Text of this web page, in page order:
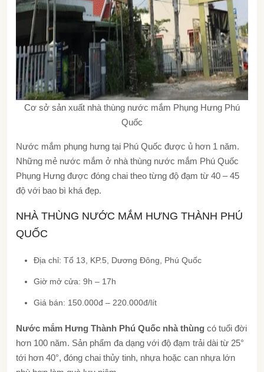
Cơ sở sản xuất nhà thùng nước mắm Phụng Hưng Phú
Quốc
Nước mắm phụng hưng tại Phú Quốc được ủ hơn 1 năm.
Những mẻ nước mắm ở nhà thùng nước mắm Phú Quốc
Phụng Hưng được đóng chai theo từng độ đạm từ 40 – 45
độ với bao bì khá đẹp.
NHÀ THÙNG NƯỚC MẮM HƯNG THÀNH PHÚ
QUỐC
Địa chỉ: Tổ 13, KP.5, Dương Đông, Phú Quốc
Giờ mở cửa: 9h – 17h
Giá bán: 150.000đ – 220.000đ/lít
Nước mắm Hưng Thành Phú Quốc nhà thùng có tuổi đời
hơn 100 năm. Sản phẩm đa dạng với độ đạm trải dài từ 25°
tới hơn 40°, đóng chai thủy tinh, nhựa hoặc can nhựa lớn